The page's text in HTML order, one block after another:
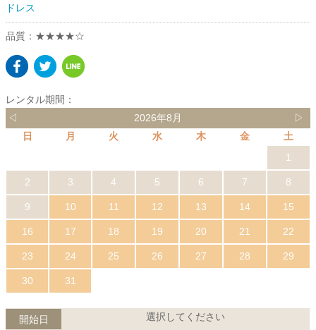
ドレス
品質：★★★★☆
レンタル期間：
◁
2026年8月
▷
日
月 火 水 木 金
土
1
2 3 4 5 6 7 8
9 10 11 12 13 14 15
16 17 18 19 20 21 22
23 24 25 26 27 28 29
30 31
開始日 選択してください